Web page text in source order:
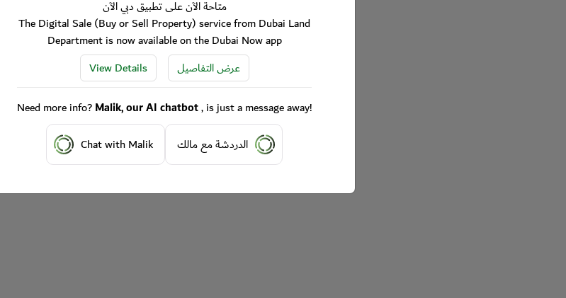
متاحة الآن على تطبيق دبي الآن
The Digital Sale (Buy or Sell Property) service from Dubai Land
Department is now available on the Dubai Now app
View Details
عرض التفاصيل
Need more info?Malik, our AI chatbot, is just a message away!
Chat with Malik
الدردشة مع مالك